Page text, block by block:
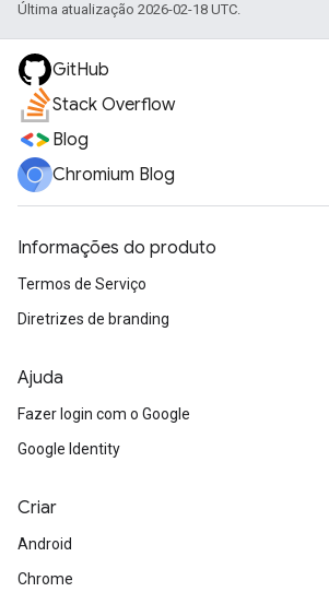
Última atualização 2026-02-18 UTC.
GitHub
Stack Overflow
Blog
Chromium Blog
Informações do produto
Termos de Serviço
Diretrizes de branding
Ajuda
Fazer login com o Google
Google Identity
Criar
Android
Chrome